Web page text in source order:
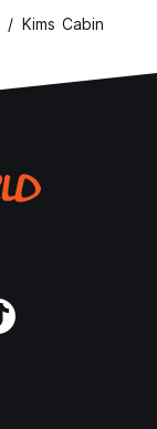
Kims Cabin